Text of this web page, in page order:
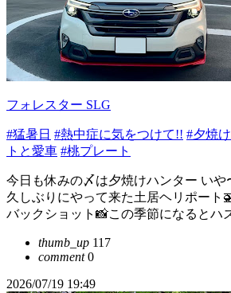
フォレスター SLG
#猛暑日 #熱中症に気をつけて!! #夕焼
トと愛車 #桃プレート
今日も休みの〆は夕焼けハンター いや
久しぶりにやって来た土居ヘリポート
バックショット📸この季節になるとハ
thumb_up 117
comment0
2026/07/19 19:49